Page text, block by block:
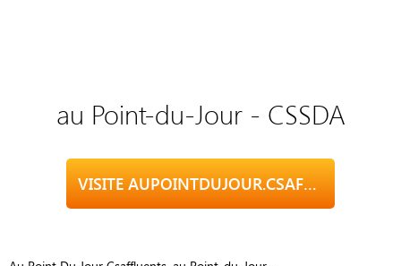
au Point-du-Jour - CSSDA
VISITE AUPOINTDUJOUR.CSAFFLUENTS.QC.CA